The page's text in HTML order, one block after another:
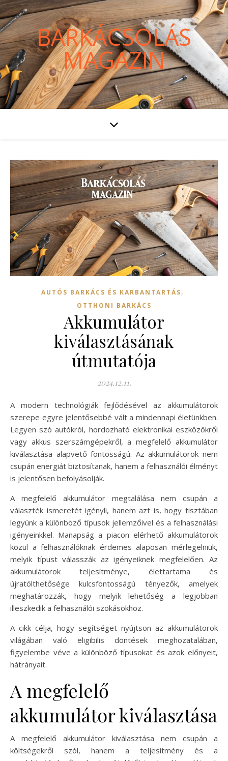
BARKÁCSOLÁS
MAGAZIN
AUTÓS BARKÁCS ÉS KARBANTARTÁS,
OTTHONI BARKÁCS
Akkumulátor
kiválasztásának
útmutatója
2024.12.11.
A modern technológiák fejlődésével az akkumulátorok
szerepe egyre jelentősebbé vált a mindennapi életünkben.
Legyen szó autókról, hordozható elektronikai eszközökről
vagy akkus szerszámgépekről, a megfelelő akkumulátor
kiválasztása alapvető fontosságú. Az akkumulátorok nem
csupán energiát biztosítanak, hanem a felhasználói élményt
is jelentősen befolyásolják.
A megfelelő akkumulátor megtalálása nem csupán a
választék ismeretét igényli, hanem azt is, hogy tisztában
legyünk a különböző típusok jellemzőivel és a felhasználási
igényeinkkel. Manapság a piacon elérhető akkumulátorok
közül a felhasználóknak érdemes alaposan mérlegelniük,
melyik típust válasszák az igényeiknek megfelelően. Az
akkumulátorok teljesítménye, élettartama és
újratölthetősége kulcsfontosságú tényezők, amelyek
meghatározzák, hogy melyik lehetőség a legjobban
illeszkedik a felhasználói szokásokhoz.
A cikk célja, hogy segítséget nyújtson az akkumulátorok
világában való eligibilis döntések meghozatalában,
figyelembe véve a különböző típusokat és azok előnyeit,
hátrányait.
A megfelelő
akkumulátor kiválasztása
A megfelelő akkumulátor kiválasztása nem csupán a
költségekről szól, hanem a teljesítmény és a